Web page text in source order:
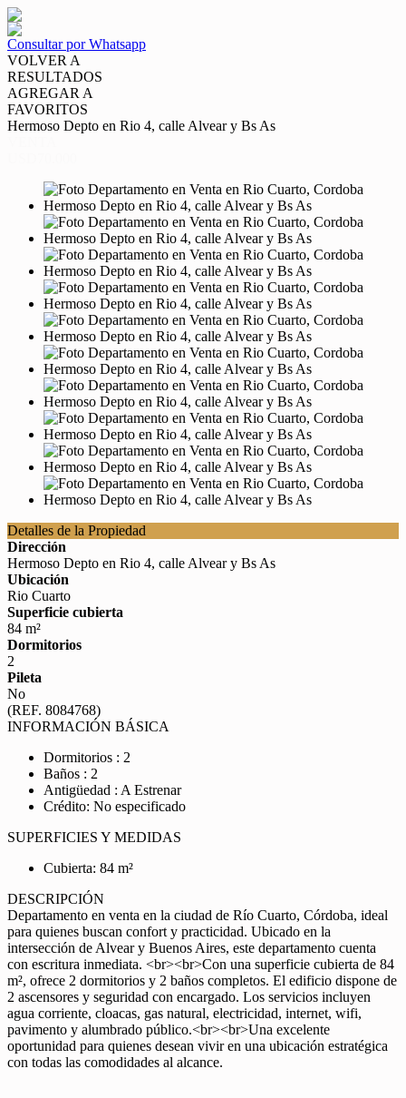
Consultar por Whatsapp
VOLVER A
RESULTADOS
AGREGAR A
FAVORITOS
Hermoso Depto en Rio 4, calle Alvear y Bs As
Detalles de la Propiedad
Dirección
Hermoso Depto en Rio 4, calle Alvear y Bs As
Ubicación
Rio Cuarto
Superficie cubierta
84 m²
Dormitorios
2
Pileta
No
(REF. 8084768)
INFORMACIÓN BÁSICA
Dormitorios : 2
Baños : 2
Antigüedad : A Estrenar
Crédito: No especificado
SUPERFICIES Y MEDIDAS
Cubierta: 84 m²
DESCRIPCIÓN
Departamento en venta en la ciudad de Río Cuarto, Córdoba, ideal
para quienes buscan confort y practicidad. Ubicado en la
intersección de Alvear y Buenos Aires, este departamento cuenta
con escritura inmediata. <br><br>Con una superficie cubierta de 84
m², ofrece 2 dormitorios y 2 baños completos. El edificio dispone de
2 ascensores y seguridad con encargado. Los servicios incluyen
agua corriente, cloacas, gas natural, electricidad, internet, wifi,
pavimento y alumbrado público.<br><br>Una excelente
oportunidad para quienes desean vivir en una ubicación estratégica
con todas las comodidades al alcance.